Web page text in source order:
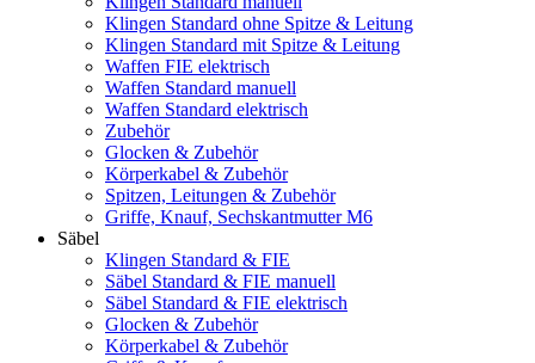
Klingen Standard ohne Spitze & Leitung
Klingen Standard mit Spitze & Leitung
Waffen FIE elektrisch
Waffen Standard manuell
Waffen Standard elektrisch
Zubehör
Glocken & Zubehör
Körperkabel & Zubehör
Spitzen, Leitungen & Zubehör
Griffe, Knauf, Sechskantmutter M6
Säbel
Klingen Standard & FIE
Säbel Standard & FIE manuell
Säbel Standard & FIE elektrisch
Glocken & Zubehör
Körperkabel & Zubehör